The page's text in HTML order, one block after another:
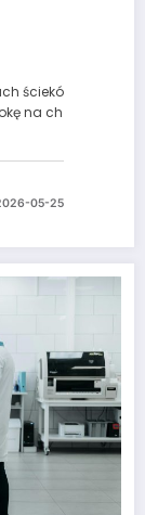
ściekó
na ch
05-25